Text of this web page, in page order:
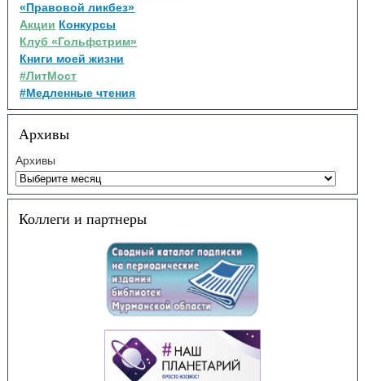
«Правовой ликбез»
Акции Конкурсы
Клуб «Гольфстрим»
Книги моей жизни
#ЛитМост
#Медленные чтения
Архивы
Архивы
Коллеги и партнеры